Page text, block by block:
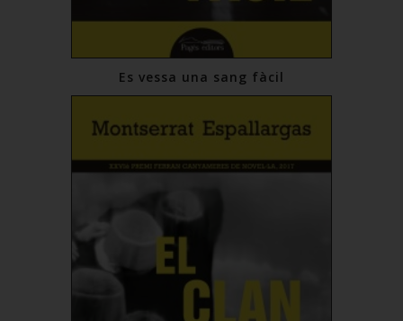
Es vessa una sang fàcil
14,00 €
Comprar